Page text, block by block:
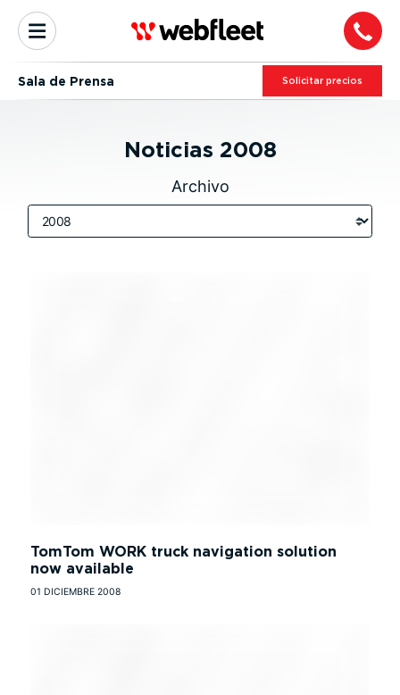
Sala de Prensa Solicitar precios
Noticias 2008
Archivo
TomTom WORK truck navigation solution
now available
01 DICIEMBRE 2008